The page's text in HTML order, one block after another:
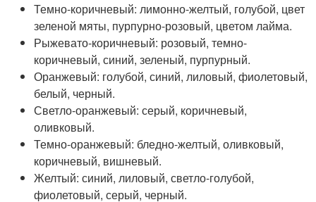
Темно-коричневый: лимонно-желтый, голубой, цвет
зеленой мяты, пурпурно-розовый, цветом лайма.
Рыжевато-коричневый: розовый, темно-
коричневый, синий, зеленый, пурпурный.
Оранжевый: голубой, синий, лиловый, фиолетовый,
белый, черный.
Светло-оранжевый: серый, коричневый,
оливковый.
Темно-оранжевый: бледно-желтый, оливковый,
коричневый, вишневый.
Желтый: синий, лиловый, светло-голубой,
фиолетовый, серый, черный.